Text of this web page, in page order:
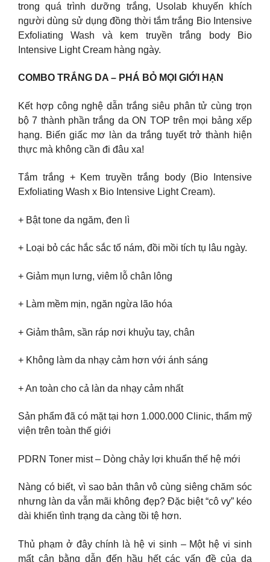
trong quá trình dưỡng trắng, Usolab khuyến khích
người dùng sử dụng đồng thời tắm trắng Bio Intensive
Exfoliating Wash và kem truyền trắng body Bio
Intensive Light Cream hàng ngày.
COMBO TRẮNG DA – PHÁ BỎ MỌI GIỚI HẠN
Kết hợp công nghệ dẫn trắng siêu phân tử cùng trọn
bộ 7 thành phần trắng da ON TOP trên mọi bảng xếp
hạng. Biến giấc mơ làn da trắng tuyết trở thành hiện
thực mà không cần đi đâu xa!
Tắm trắng + Kem truyền trắng body (Bio Intensive
Exfoliating Wash x Bio Intensive Light Cream).
+ Bật tone da ngăm, đen lì
+ Loại bỏ các hắc sắc tố nám, đồi mồi tích tụ lâu ngày.
+ Giảm mụn lưng, viêm lỗ chân lông
+ Làm mềm mịn, ngăn ngừa lão hóa
+ Giảm thâm, sần ráp nơi khuỷu tay, chân
+ Không làm da nhạy cảm hơn với ánh sáng
+ An toàn cho cả làn da nhạy cảm nhất
Sản phẩm đã có mặt tại hơn 1.000.000 Clinic, thẩm mỹ
viện trên toàn thế giới
PDRN Toner mist – Dòng chảy lợi khuẩn thế hệ mới
Nàng có biết, vì sao bản thân vô cùng siêng chăm sóc
nhưng làn da vẫn mãi không đẹp? Đặc biệt “cô vy” kéo
dài khiến tình trạng da càng tồi tệ hơn.
Thủ phạm ở đây chính là hệ vi sinh – Một hệ vi sinh
mất cân bằng dẫn đến hầu hết các vấn đề của da